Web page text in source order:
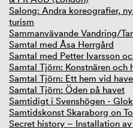
Salong: Andra koreografier,
turism
Sammanvävande Vandring/
Samtal med Åsa Herrgård
Samtal med Petter Ivarsson
Samtal Tjörn: Konstnären och
Samtal Tjörn: Ett hem vid
Samtal Tjörn: Öden på havet
Samtidigt i Svenshögen -
Samtidskonst Skaraborg on
Secret history – Installation